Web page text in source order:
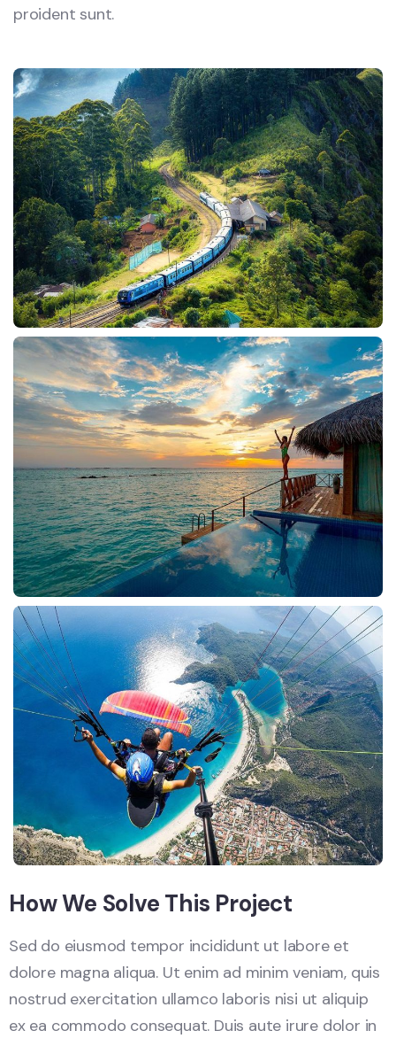
proident sunt.
How We Solve This Project
Sed do eiusmod tempor incididunt ut labore et
dolore magna aliqua. Ut enim ad minim veniam, quis
nostrud exercitation ullamco laboris nisi ut aliquip
ex ea commodo consequat. Duis aute irure dolor in